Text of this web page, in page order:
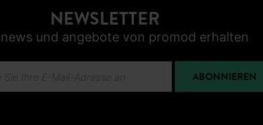
NEWSLETTER
und angebote von promod erhalten
ABONNIEREN